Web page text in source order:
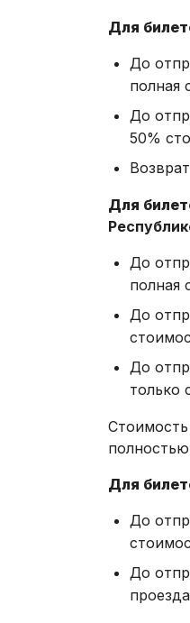
Для
До
полная
До
50%
Для
До
полная
До
До
только
Стоимость
Для
До
До